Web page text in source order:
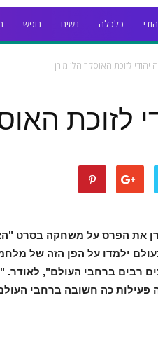
כלכלה נשים נופש
לזוכת האוסקר הלן מירן
לזוכת
את הפרס על משחקה בסרט
ילמדו על הפן הזה של
רבים ברחבי העולם",
פעילות כה חשובה ברחבי